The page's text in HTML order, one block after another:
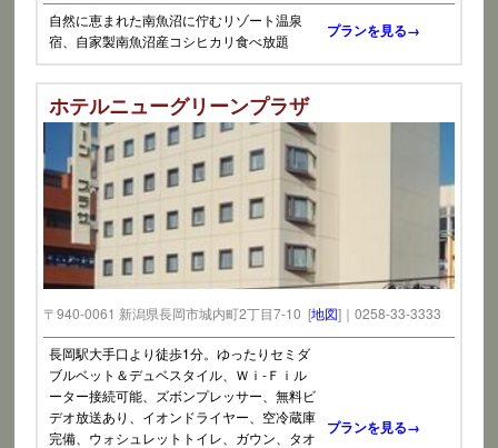
自然に恵まれた南魚沼に佇むリゾート温泉
宿、自家製南魚沼産コシヒカリ食べ放題
プランを見る→
ホテルニューグリーンプラザ
〒940-0061 新潟県長岡市城内町2丁目7-10 [地図]｜0258-33-3333
長岡駅大手口より徒歩1分。ゆったりセミダ
ブルベット＆デュベスタイル、Ｗｉ-Ｆｉル
ーター接続可能、ズボンプレッサー、無料ビ
デオ放送あり、イオンドライヤー、空冷蔵庫
完備、ウォシュレットトイレ、ガウン、タオ
プランを見る→